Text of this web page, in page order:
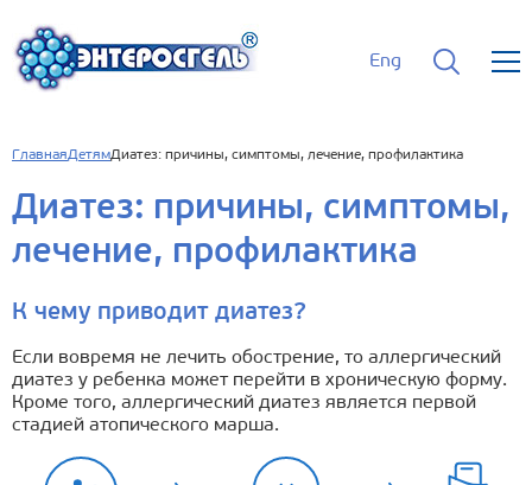
Eng
ГлавнаяДетямДиатез: причины, симптомы, лечение, профилактика
Диатез: причины, симптомы,
лечение, профилактика
К чему приводит диатез?
Если вовремя не лечить обострение, то аллергический
диатез у ребенка может перейти в хроническую форму.
Кроме того, аллергический диатез является первой
стадией атопического марша.